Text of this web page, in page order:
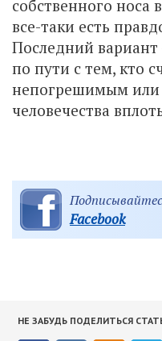
собственного носа
все-таки есть
Последний
по пути с тем, кто
непогрешимым или
человечества
Facebook
НЕ ЗАБУДЬ ПОДЕЛИТЬСЯ